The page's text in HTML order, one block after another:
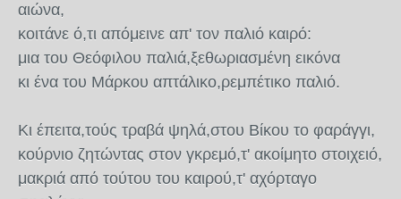
αιώνα,
κοιτάνε ό,τι απόμεινε απ' τον παλιό καιρό:
μια του Θεόφιλου παλιά,ξεθωριασμένη εικόνα
κι ένα του Μάρκου απτάλικο,ρεμπέτικο παλιό.
Κι έπειτα,τούς τραβά ψηλά,στου Βίκου το φαράγγι,
κούρνιο ζητώντας στον γκρεμό,τ' ακοίμητο στοιχειό,
μακριά από τούτου του καιρού,τ' αχόρταγο